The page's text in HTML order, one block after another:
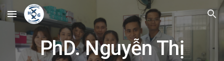
Skip to main content Skip to navigation
PhD. Nguyễn Thị